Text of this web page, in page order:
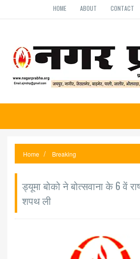
HOME ABOUT CONTACT
Home Breaking
ड्यूमा बोको ने बोत्सवाना के 6 वें
शपथ ली